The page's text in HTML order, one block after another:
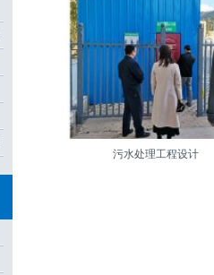
污水处理工程设计